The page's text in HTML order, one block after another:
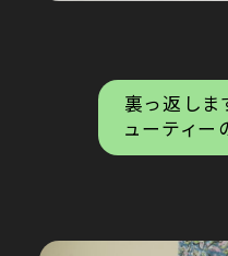
裏っ返しま
ューティー